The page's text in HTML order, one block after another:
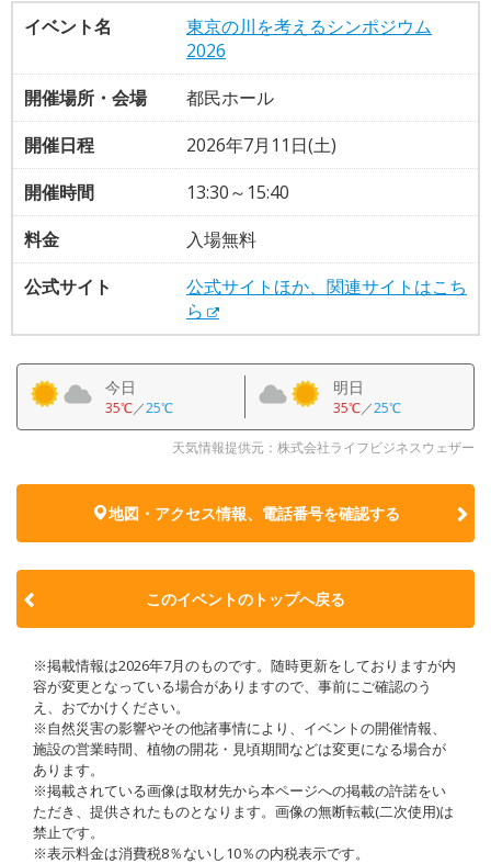
イベント名
東京の川を考えるシンポジウム
2026
開催場所・会場
都民ホール
開催日程
2026年7月11日(土)
開催時間
13:30～15:40
料金
入場無料
公式サイト
公式サイトほか、関連サイトはこち
ら
今日
35℃／25℃
明日
35℃／25℃
天気情報提供元：株式会社ライフビジネスウェザー
地図・アクセス情報、電話番号を確認する
このイベントのトップへ戻る
※掲載情報は2026年7月のものです。随時更新をしておりますが内
容が変更となっている場合がありますので、事前にご確認のう
え、おでかけください。
※自然災害の影響やその他諸事情により、イベントの開催情報、
施設の営業時間、植物の開花・見頃期間などは変更になる場合が
あります。
※掲載されている画像は取材先から本ページへの掲載の許諾をい
ただき、提供されたものとなります。画像の無断転載(二次使用)は
禁止です。
※表示料金は消費税8％ないし10％の内税表示です。